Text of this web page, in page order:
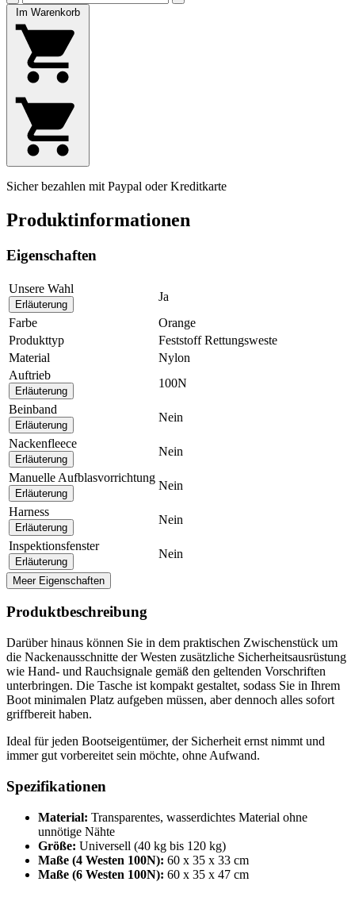
Im Warenkorb
Sicher bezahlen mit Paypal oder Kreditkarte
Produktinformationen
Eigenschaften
Unsere Wahl
Erläuterung
Ja
Farbe
Orange
Produkttyp
Feststoff Rettungsweste
Material
Nylon
Auftrieb
Erläuterung
100N
Beinband
Erläuterung
Nein
Nackenfleece
Erläuterung
Nein
Manuelle Aufblasvorrichtung
Erläuterung
Nein
Harness
Erläuterung
Nein
Inspektionsfenster
Erläuterung
Nein
Meer Eigenschaften
Produktbeschreibung
Darüber hinaus können Sie in dem praktischen Zwischenstück um
die Nackenausschnitte der Westen zusätzliche Sicherheitsausrüstung
wie Hand- und Rauchsignale gemäß den geltenden Vorschriften
unterbringen. Die Tasche ist kompakt gestaltet, sodass Sie in Ihrem
Boot minimalen Platz aufgeben müssen, aber dennoch alles sofort
griffbereit haben.
Ideal für jeden Bootseigentümer, der Sicherheit ernst nimmt und
immer gut vorbereitet sein möchte, ohne Aufwand.
Spezifikationen
Material: Transparentes, wasserdichtes Material ohne
unnötige Nähte
Größe: Universell (40 kg bis 120 kg)
Maße (4 Westen 100N): 60 x 35 x 33 cm
Maße (6 Westen 100N): 60 x 35 x 47 cm